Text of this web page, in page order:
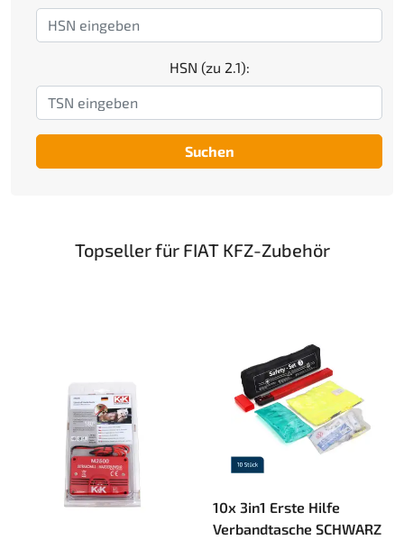
HSN (zu 2.1):
Suchen
Topseller für FIAT KFZ-Zubehör
10x 3in1 Erste Hilfe
Verbandtasche SCHWARZ